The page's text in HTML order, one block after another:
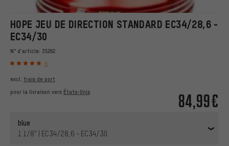
HOPE JEU DE DIRECTION STANDARD EC34/28,6 -
EC34/30
N° d'article: 35262
4
84,99€
excl. frais de port
pour la livraison vers États-Unis
blue
1 1/8" | EC34/28,6 - EC34/30